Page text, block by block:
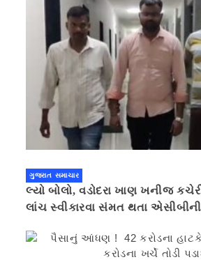
ગુજરાત સમાચાર
લ્યો બોલો, વડોદરા ખાણ ખનીજ
લાંચ સ્વીકારવા સંમત થતા